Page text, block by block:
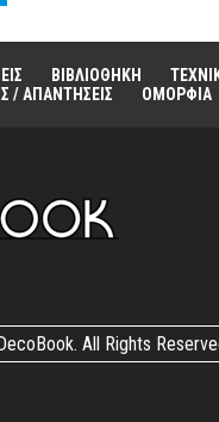
ΒΙΒΛΙΟΘΗΚΗ
/ ΑΠΑΝΤΗΣΕΙΣ ΟΜΟΡΦΙΑ
All Rights